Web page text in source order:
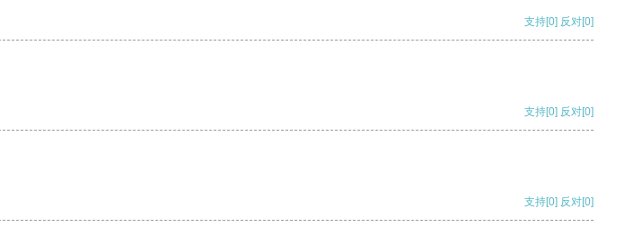
支持[0] 反对[0]
支持[0] 反对[0]
支持[0] 反对[0]